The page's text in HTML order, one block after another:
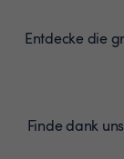
Entdecke die
Finde dank